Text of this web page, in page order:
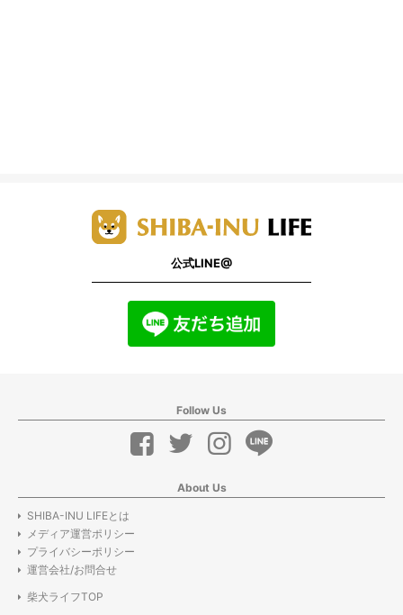
公式LINE@
Follow Us
About Us
SHIBA-INU LIFEとは
メディア運営ポリシー
プライバシーポリシー
運営会社/お問合せ
柴犬ライフTOP